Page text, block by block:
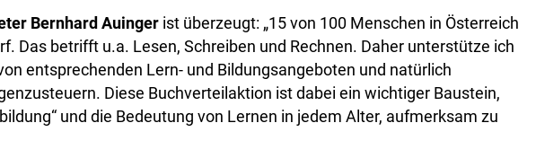
Bernhard Auinger ist überzeugt: „15 von 100 Menschen in Österreich
Das betrifft u.a. Lesen, Schreiben und Rechnen. Daher unterstütze ich
entsprechenden Lern- und Bildungsangeboten und natürlich
Diese Buchverteilaktion ist dabei ein wichtiger Baustein,
und die Bedeutung von Lernen in jedem Alter, aufmerksam zu